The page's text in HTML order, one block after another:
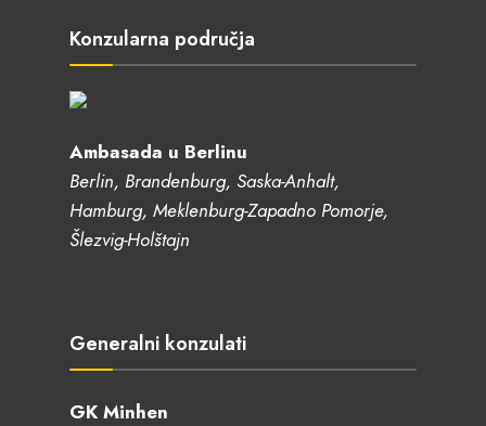
Konzularna područja
Ambasada u Berlinu
Berlin, Brandenburg, Saska-Anhalt,
Hamburg, Meklenburg-Zapadno Pomorje,
Šlezvig-Holštajn
Generalni konzulati
GK Minhen